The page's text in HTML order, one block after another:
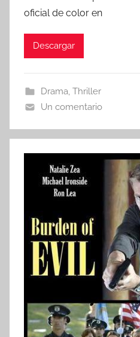
oficial de color en
Descargar
Drama, Thriller
Un comentario